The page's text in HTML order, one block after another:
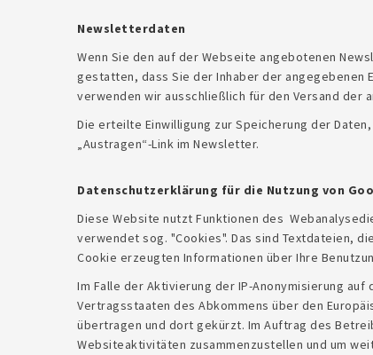
Newsletterdaten
Wenn Sie den auf der Webseite angebotenen
gestatten, dass Sie der Inhaber der angegebenen
verwenden wir ausschließlich für den Versand
Die erteilte Einwilligung zur Speicherung der
„Austragen“-Link im Newsletter.
Datenschutzerklärung für die Nutzung von
Diese Website nutzt Funktionen des
verwendet sog. "Cookies". Das sind Textdateien,
Cookie erzeugten Informationen über Ihre
Im Falle der Aktivierung der IP-Anonymisierung
Vertragsstaaten des Abkommens über den
übertragen und dort gekürzt. Im Auftrag des
Websiteaktivitäten zusammenzustellen und um